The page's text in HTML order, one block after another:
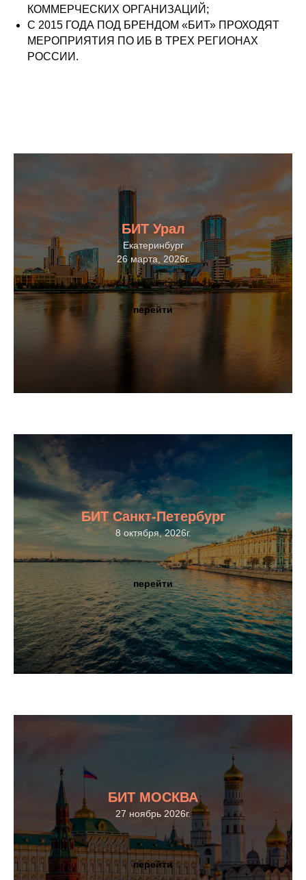
КОММЕРЧЕСКИХ ОРГАНИЗАЦИЙ;
С 2015 ГОДА ПОД БРЕНДОМ «БИТ» ПРОХОДЯТ
МЕРОПРИЯТИЯ ПО ИБ В ТРЕХ РЕГИОНАХ
РОССИИ.
БИТ Урал
Екатеринбург
26 марта, 2026г.
перейти
БИТ Санкт-Петербург
8 октября, 2026г.
перейти
БИТ МОСКВА
27 ноябрь 2026г.
перейти